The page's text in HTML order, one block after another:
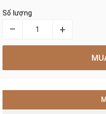
Số lượng
– +